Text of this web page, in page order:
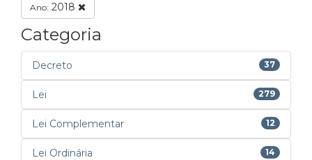
Ano: 2018
Categoria
Decreto 37
Lei 279
Lei Complementar 12
Lei Ordinária 14